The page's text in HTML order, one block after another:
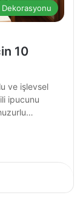
10
ve işlevsel
ipucunu